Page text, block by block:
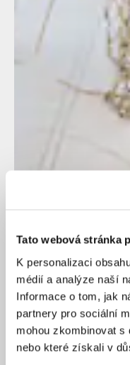
Tato webová stránka
K personalizaci
médií a analýze naší
Informace o tom, jak
partnery pro sociální
mohou zkombinovat
nebo které získali v